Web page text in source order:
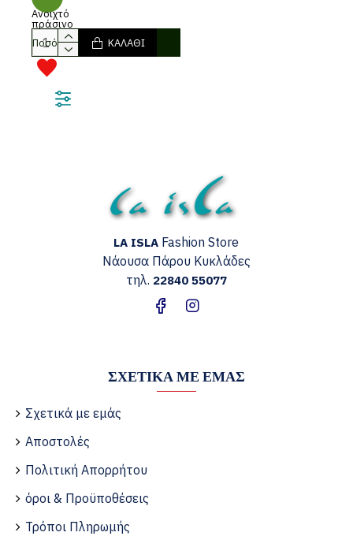
Ανοιχτό
πράσινο
Ποσότητα
ΚΑΛΆΘΙ
LA ISLA Fashion Store
Νάουσα Πάρου Κυκλάδες
τηλ. 22840 55077
ΣΧΕΤΙΚΆ ΜΕ ΕΜΆΣ
Σχετικά με εμάς
Αποστολές
Πολιτική Απορρήτου
όροι & Προϋποθέσεις
Τρόποι Πληρωμής